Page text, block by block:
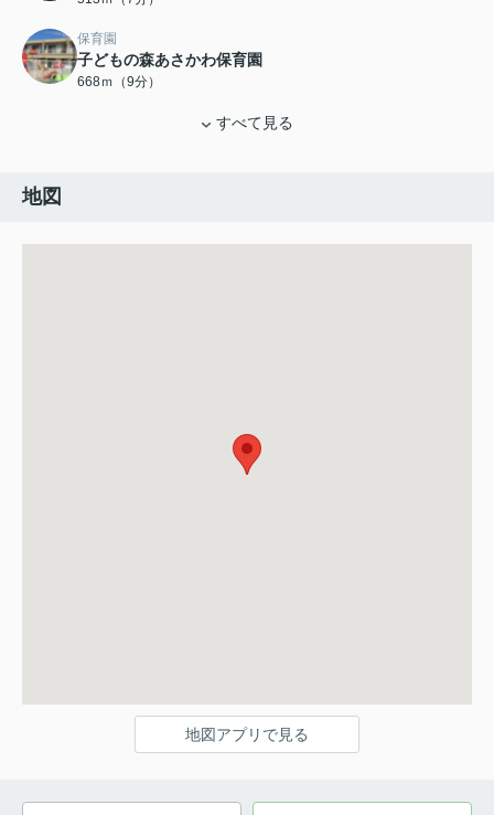
保育園
子どもの森あさかわ保育園
668ｍ（9分）
すべて見る
地図
地図アプリで見る